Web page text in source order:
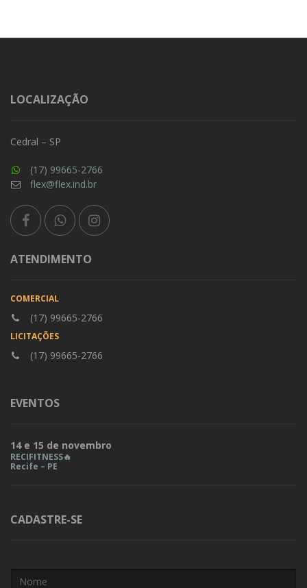
LOCALIZAÇÃO
Cedral – SP
(17) 99665-2766
flex@flex.ind.br
ATENDIMENTO
COMERCIAL
(17) 99665-2766
LICITAÇÕES
(17) 99665-2766
EVENTOS
14 e 15 de novembro
RECIFITNESS🔥
Recife – PE
CADASTRE-SE